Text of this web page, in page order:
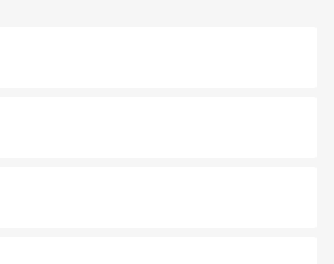
カーズは地元の風情を楽しめる外せないスポット